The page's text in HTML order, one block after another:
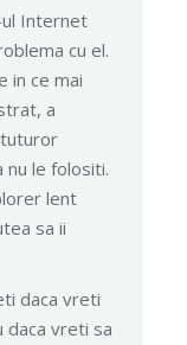
Internet
cu el.
in ce mai
a
tuturor
nu le folositi.
lent
sa ii
daca vreti
daca vreti sa